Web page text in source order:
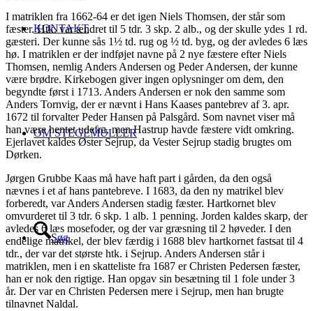
KONTAKT
OM STEGEMÜLLER
Søg
I matriklen fra 1662-64 er det igen Niels Thomsen, der står som
fæster. Htk. var ændret til 5 tdr. 3 skp. 2 alb., og der skulle ydes 1 rd.
gæsteri. Der kunne sås 1½ td. rug og ½ td. byg, og der avledes 6 læs
hø. I matriklen er der indføjet navne på 2 nye fæstere efter Niels
Thomsen, nemlig Anders Andersen og Peder Andersen, der kunne
være brødre. Kirkebogen giver ingen oplysninger om dem, den
begyndte først i 1713. Anders Andersen er nok den samme som
Anders Tornvig, der er nævnt i Hans Kaases pantebrev af 3. apr.
1672 til forvalter Peder Hansen på Palsgård. Som navnet viser må
han være hentet udefra, men Hastrup havde fæstere vidt omkring.
Ejerlavet kaldes Øster Sejrup, da Vester Sejrup stadig brugtes om
Dørken.
Jørgen Grubbe Kaas må have haft part i gården, da den også
nævnes i et af hans pantebreve. I 1683, da den ny matrikel blev
forberedt, var Anders Andersen stadig fæster. Hartkornet blev
omvurderet til 3 tdr. 6 skp. 1 alb. 1 penning. Jorden kaldes skarp, der
avledes 6 læs mosefoder, og der var græsning til 2 høveder. I den
endelige matrikel, der blev færdig i 1688 blev hartkornet fastsat til 4
tdr., der var det største htk. i Sejrup. Anders Andersen står i
matriklen, men i en skatteliste fra 1687 er Christen Pedersen fæster,
han er nok den rigtige. Han opgav sin besætning til 1 fole under 3
år. Der var en Christen Pedersen mere i Sejrup, men han brugte
tilnavnet Naldal.